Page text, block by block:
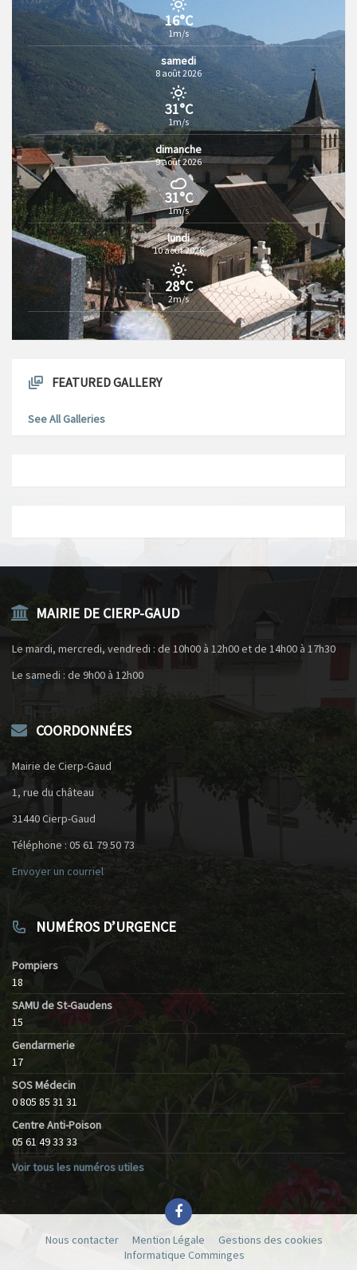
16°C
1m/s
samedi
8 août 2026
31°C
1m/s
dimanche
9 août 2026
31°C
1m/s
lundi
10 août 2026
28°C
2m/s
FEATURED GALLERY
See All Galleries
MAIRIE DE CIERP-GAUD
Le mardi, mercredi, vendredi : de 10h00 à 12h00 et de 14h00 à 17h30
Le samedi : de 9h00 à 12h00
COORDONNÉES
Mairie de Cierp-Gaud
1, rue du château
31440 Cierp-Gaud
Téléphone : 05 61 79 50 73
Envoyer un courriel
NUMÉROS D’URGENCE
Pompiers
18
SAMU de St-Gaudens
15
Gendarmerie
17
SOS Médecin
0 805 85 31 31
Centre Anti-Poison
05 61 49 33 33
Voir tous les numéros utiles
Nous contacter Mention Légale
Gestions des cookies
Informatique Comminges